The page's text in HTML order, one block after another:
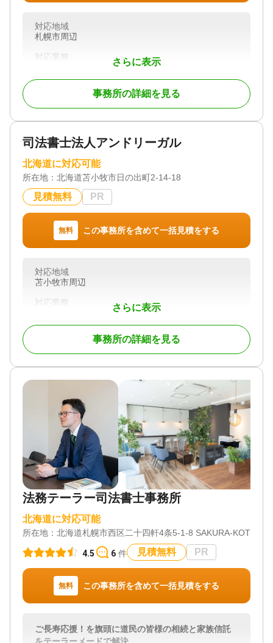
のご相談にも迅速に対応し、状況に応じた最善な解
決策をご提案いたします。北海道内の法律問題でお
悩みの方は、どうぞ安心してご相談ください。
３．初回相談無料
法律相談をより身近に感じていただくために初回
にお伺いし、最善な解決策をご提案いたします。
対応地域
北海道内全域
対応業務
遺言書 / 遺産分割 / 相続財産調査 / 相続放棄 / 成年後
見 / 家族信託 / 相続手続き / 銀行手続き / 戸籍収集 /
相続人調査 / 相続トラブル（弁護士相談）
電話相談可 / 女性スタッフ対応可 / 土日相談可 / 初回
相談無料 / 18時以降相談可 / オンライン面談可 / 事務
さらに表示
対応地域
札幌市周辺
対応業務
遺言書 / 遺産分割 / 相続財産調査 / 相続登記 / 成年後
見 / 相続手続き / 銀行手続き / 戸籍収集 / 相続人調査
事務所の詳細を見る
司法書士法人アンドリーガル
北海道に対応可能
所在地： 北海道苫小牧市日の出町2-14-18
見積無料 PR
無料 この事務所を含めて一括見積をする
さらに表示
対応地域
苫小牧市周辺
対応業務
遺言書 / 遺産分割 / 相続財産調査 / 相続登記 / 相続放
棄 / 成年後見 / 家族信託 / 相続手続き / 銀行手続き /
戸籍収集 / 相続人調査 / 生前贈与（不動産名義変更）
事務所の詳細を見る
法務テーラー司法書士事務所
北海道に対応可能
所在地： 北海道札幌市西区二十四軒4条5-1-8 SAKURA-KOTONI
4.5 6 件 見積無料 PR
無料 この事務所を含めて一括見積をする
ご長寿応援！を旗頭に道民の皆様の相続と家族信託